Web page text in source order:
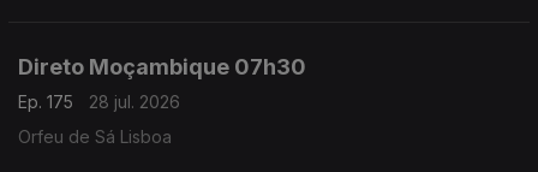
Direto Moçambique 07h30
Ep. 175
28 jul. 2026
Orfeu de Sá Lisboa